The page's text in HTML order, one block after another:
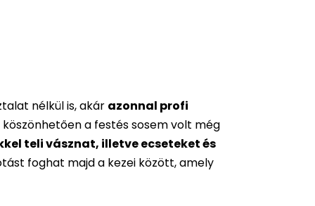
nélkül is, akár azonnal profi
a festés sosem volt még
teli vásznat, illetve ecseteket és
foghat majd a kezei között, amely